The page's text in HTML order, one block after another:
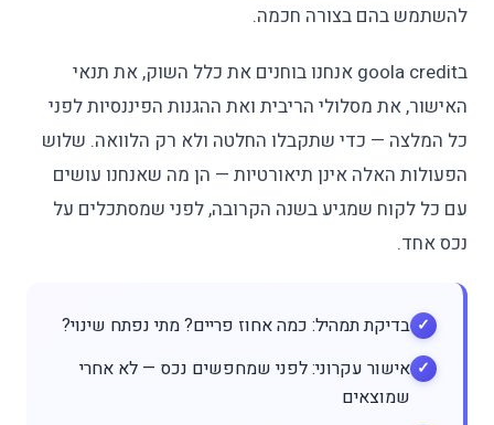
להשתמש בהם בצורה חכמה.
בgoola credit אנחנו בוחנים את כלל השוק, את תנאי
האישור, את מסלולי הריבית ואת ההגנות הפיננסיות לפני
כל המלצה — כדי שתקבלו החלטה ולא רק הלוואה. שלוש
הפעולות האלה אינן תיאורטיות — הן מה שאנחנו עושים
עם כל לקוח שמגיע בשנה הקרובה, לפני שמסתכלים על
נכס אחד.
בדיקת תמהיל: כמה אחוז פריים? מתי נפתח שינוי?
אישור עקרוני: לפני שמחפשים נכס — לא אחרי
שמוצאים